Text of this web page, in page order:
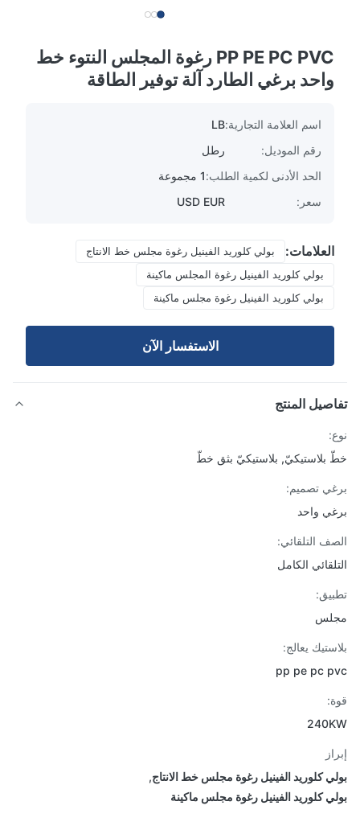
PP PE PC PVC رغوة المجلس النتوء خط
واحد برغي الطارد آلة توفير الطاقة
اسم العلامة التجارية:LB
رقم الموديل:
الحد الأدنى لكمية الطلب:1 مجموعة
USD EUR
العلامات:
بولي كلوريد الفينيل رغوة مجلس خط الانتاج
بولي كلوريد الفينيل رغوة المجلس ماكينة
بولي كلوريد الفينيل رغوة مجلس ماكينة
الاستفسار الآن
المنتج
بلاستيكيّ بثق خطّ
تصميم:
واحد
التلقائي:
الكامل
يعالج:
pp pe pc
كلوريد الفينيل رغوة مجلس خط الانتاج ,
كلوريد الفينيل رغوة مجلس ماكينة